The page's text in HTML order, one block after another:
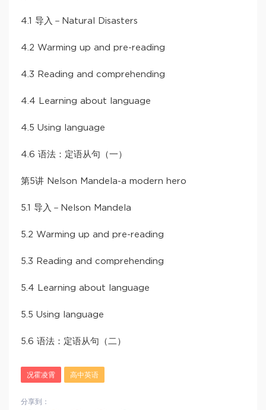
4.1 导入－Natural Disasters
4.2 Warming up and pre-reading
4.3 Reading and comprehending
4.4 Learning about language
4.5 Using language
4.6 语法：定语从句（一）
第5讲 Nelson Mandela-a modern hero
5.1 导入－Nelson Mandela
5.2 Warming up and pre-reading
5.3 Reading and comprehending
5.4 Learning about language
5.5 Using language
5.6 语法：定语从句（二）
况霍凌霄 高中英语
分享到：